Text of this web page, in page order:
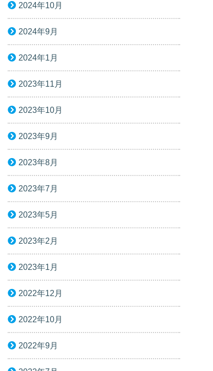
2024年10月
2024年9月
2024年1月
2023年11月
2023年10月
2023年9月
2023年8月
2023年7月
2023年5月
2023年2月
2023年1月
2022年12月
2022年10月
2022年9月